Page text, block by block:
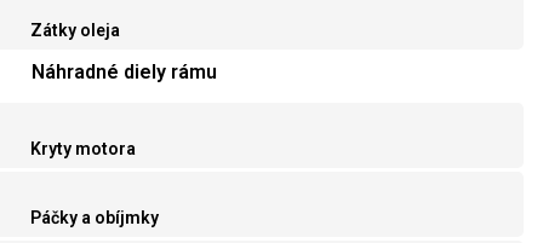
Zátky oleja
Náhradné diely rámu
Kryty motora
Páčky a obíjmky